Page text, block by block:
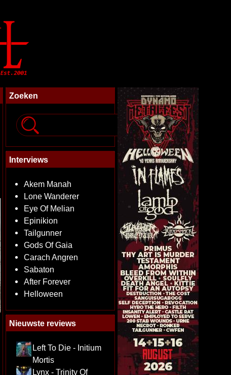
Zoeken
Interviews
Akem Manah
Lone Wanderer
Eye Of Melian
Epinikion
Tailgunner
Gods Of Gaia
Carach Angren
Sabaton
After Forever
Helloween
Nieuwste reviews
Left To Die - Initium
Mortis
Lynx - Trinity Of